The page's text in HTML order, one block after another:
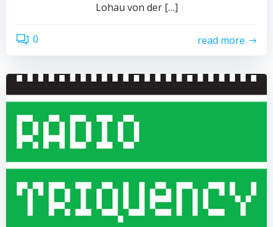
Lohau von der […]
0 read more